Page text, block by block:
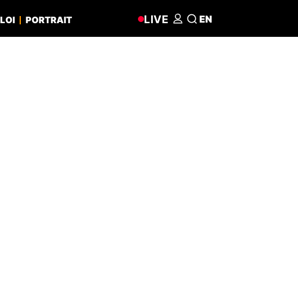
PORTRAIT LIVE EN